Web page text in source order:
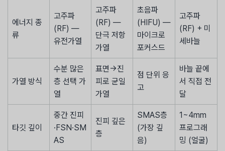
에너지 종
류
고주파
(RF) —
유전가열
고주파
(RF) —
단극 저항
가열
초음파
(HIFU) —
마이크로
포커스드
고주파
(RF) + 미
세바늘
가열 방식
수분 많은
층 선택 가
열
표면→진
피로 균일
가열
점 단위 응
고
바늘 끝에
서 직접 전
달
타깃 깊이
중간 진피
·FSN·SM
AS
진피 깊은
층
SMAS층
(가장 깊
음)
1~4mm
프로그래
밍 (얼굴)